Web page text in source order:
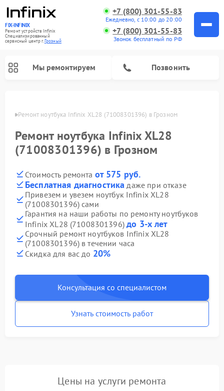
FIX-INFINIX
Ремонт устройств Infinix
Специализированный
cервисный центр г.Грозный
+7 (800) 301-55-83
Ежедневно, с 10:00 до 20:00
+7 (800) 301-55-83
Звонок бесплатный по РФ
Мы ремонтируем Позвонить
Ремонт ноутбука Infinix XL28 (71008301396) в Грозном
Ремонт ноутбука Infinix XL28
(71008301396) в Грозном
Стоимость ремонта от 575 руб.
Бесплатная диагностика даже при отказе
Привезем и увезем ноутбук Infinix XL28
(71008301396) сами
Гарантия на наши работы по ремонту ноутбуков
Infinix XL28 (71008301396)до 3-х лет
Срочный ремонт ноутбуков Infinix XL28
(71008301396) в течении часа
Скидка для вас до 20%
Консультация со специалистом
Узнать стоимость работ
Цены на услуги ремонта